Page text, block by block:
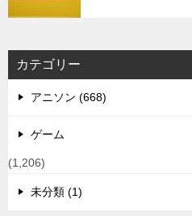
カテゴリー
アニソン (668)
ゲーム
(1,206)
未分類 (1)